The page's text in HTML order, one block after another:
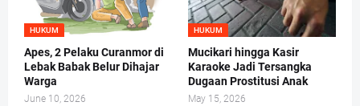
HUKUM
Apes, 2 Pelaku Curanmor di
Lebak Babak Belur Dihajar
Warga
June 10, 2026
HUKUM
Mucikari hingga Kasir
Karaoke Jadi Tersangka
Dugaan Prostitusi Anak
May 15, 2026